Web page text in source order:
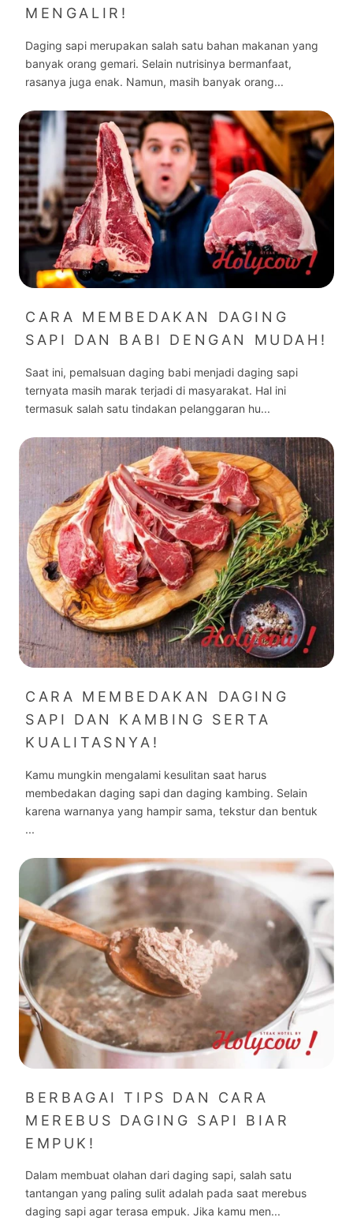
MENGALIR!
Daging sapi merupakan salah satu bahan makanan yang
banyak orang gemari. Selain nutrisinya bermanfaat,
rasanya juga enak. Namun, masih banyak orang...
CARA MEMBEDAKAN DAGING
SAPI DAN BABI DENGAN MUDAH!
Saat ini, pemalsuan daging babi menjadi daging sapi
ternyata masih marak terjadi di masyarakat. Hal ini
termasuk salah satu tindakan pelanggaran hu...
CARA MEMBEDAKAN DAGING
SAPI DAN KAMBING SERTA
KUALITASNYA!
Kamu mungkin mengalami kesulitan saat harus
membedakan daging sapi dan daging kambing. Selain
karena warnanya yang hampir sama, tekstur dan bentuk
...
BERBAGAI TIPS DAN CARA
MEREBUS DAGING SAPI BIAR
EMPUK!
Dalam membuat olahan dari daging sapi, salah satu
tantangan yang paling sulit adalah pada saat merebus
daging sapi agar terasa empuk. Jika kamu men...